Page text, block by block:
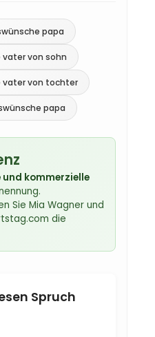
papa
von sohn
von tochter
papa
kommerzielle
Sie Mia Wagner und
die
Spruch